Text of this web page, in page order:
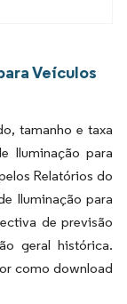
Veículos
tamanho e taxa
Iluminação para
Relatórios do
Iluminação para
de previsão
geral histórica.
como download